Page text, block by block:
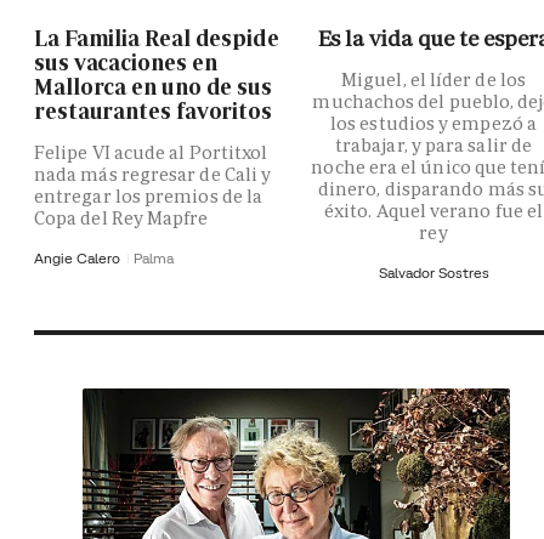
La Familia Real despide
sus vacaciones en
Mallorca en uno de sus
restaurantes favoritos
Felipe VI acude al Portitxol
nada más regresar de Cali y
entregar los premios de la
Copa del Rey Mapfre
Angie Calero Palma
Es la vida que te
Miguel, el líder de los
muchachos del pueblo,
los estudios y empezó a
trabajar, y para salir de
noche era el único que
dinero, disparando más
éxito. Aquel verano fue el
rey
Salvador Sostres